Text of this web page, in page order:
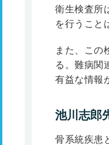
衛生検査所
を行うこと
また、この
る。難病関
有益な情報
池川志郎
骨系統疾患